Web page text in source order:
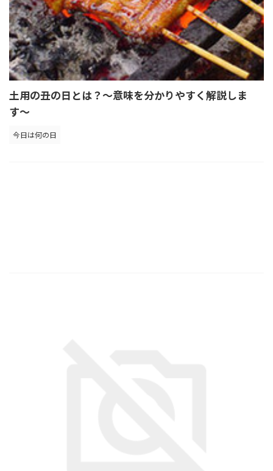
土用の丑の日とは？～意味を分かりやすく解説しま
す～
今日は何の日